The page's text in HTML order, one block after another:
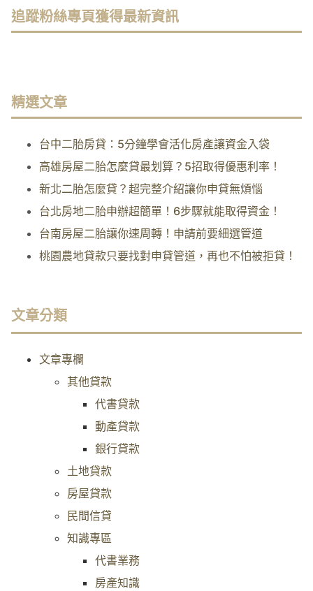
追蹤粉絲專頁獲得最新資訊
精選文章
台中二胎房貸：5分鐘學會活化房產讓資金入袋
高雄房屋二胎怎麼貸最划算？5招取得優惠利率！
新北二胎怎麼貸？超完整介紹讓你申貸無煩惱
台北房地二胎申辦超簡單！6步驟就能取得資金！
台南房屋二胎讓你速周轉！申請前要細選管道
桃園農地貸款只要找對申貸管道，再也不怕被拒貸！
文章分類
文章專欄
其他貸款
代書貸款
動產貸款
銀行貸款
土地貸款
房屋貸款
民間信貸
知識專區
代書業務
房產知識